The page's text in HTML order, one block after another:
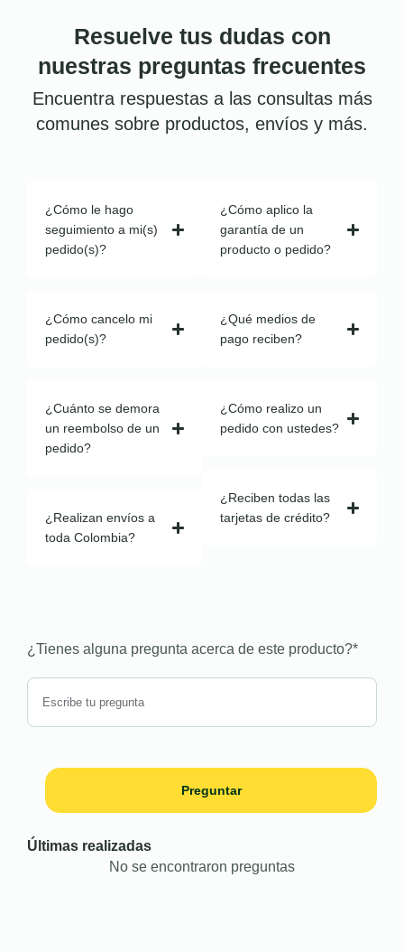
Resuelve tus dudas con
nuestras preguntas frecuentes
Encuentra respuestas a las consultas más
comunes sobre productos, envíos y más.
¿Cómo le hago
seguimiento a mi(s)
pedido(s)?
¿Cómo cancelo mi
pedido(s)?
¿Cuánto se demora
un reembolso de un
pedido?
¿Realizan envíos a
toda Colombia?
¿Cómo aplico la
garantía de un
producto o pedido?
¿Qué medios de
pago reciben?
¿Cómo realizo un
pedido con ustedes?
¿Reciben todas las
tarjetas de crédito?
¿Tienes alguna pregunta acerca de este producto?*
Preguntar
Últimas realizadas
No se encontraron preguntas